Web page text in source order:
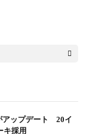
アップデート 20イ
キ採用